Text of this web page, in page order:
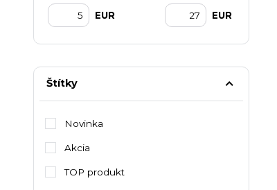
EUR EUR
Štítky
Novinka
Akcia
TOP produkt